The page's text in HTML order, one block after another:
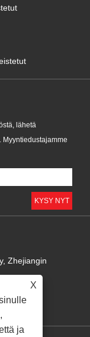
X
ja
lähetä
Myyntiedustajamme
Zhejiangin